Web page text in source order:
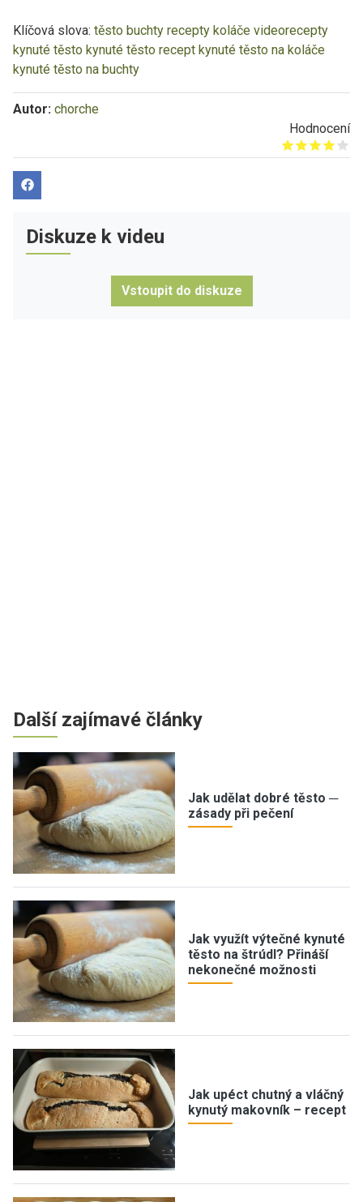
Klíčová slova: těsto buchty recepty koláče videorecepty
kynuté těsto kynuté těsto recept kynuté těsto na koláče
kynuté těsto na buchty
Autor: chorche
Hodnocení
Give it 1/5
Give it 2/5
Give it 3/5
Give it 4/5
Give it 5/5
Diskuze k videu
Vstoupit do diskuze
Další zajímavé články
Jak udělat dobré těsto ─
zásady při pečení
Jak využít výtečné kynuté
těsto na štrúdl? Přináší
nekonečné možnosti
Jak upéct chutný a vláčný
kynutý makovník – recept